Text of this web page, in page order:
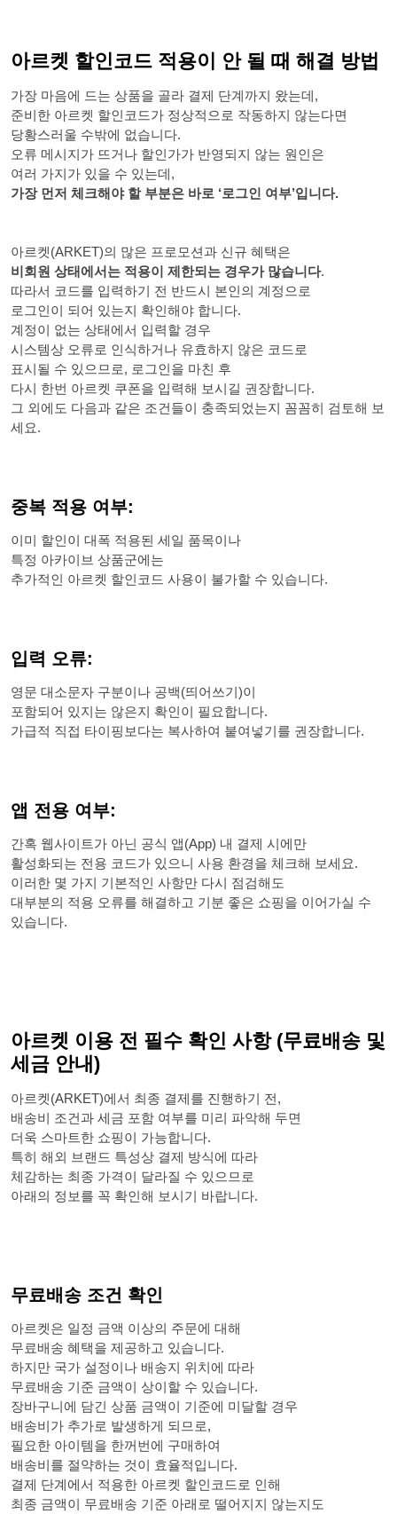
아르켓 할인코드 적용이 안 될 때 해결 방법
가장 마음에 드는 상품을 골라 결제 단계까지 왔는데,
준비한 아르켓 할인코드가 정상적으로 작동하지 않는다면
당황스러울 수밖에 없습니다.
오류 메시지가 뜨거나 할인가가 반영되지 않는 원인은
여러 가지가 있을 수 있는데,
가장 먼저 체크해야 할 부분은 바로 ‘로그인 여부’입니다.
아르켓(ARKET)의 많은 프로모션과 신규 혜택은
비회원 상태에서는 적용이 제한되는 경우가 많습니다.
따라서 코드를 입력하기 전 반드시 본인의 계정으로
로그인이 되어 있는지 확인해야 합니다.
계정이 없는 상태에서 입력할 경우
시스템상 오류로 인식하거나 유효하지 않은 코드로
표시될 수 있으므로, 로그인을 마친 후
다시 한번 아르켓 쿠폰을 입력해 보시길 권장합니다.
그 외에도 다음과 같은 조건들이 충족되었는지 꼼꼼히 검토해 보
세요.
중복 적용 여부:
이미 할인이 대폭 적용된 세일 품목이나
특정 아카이브 상품군에는
추가적인 아르켓 할인코드 사용이 불가할 수 있습니다.
입력 오류:
영문 대소문자 구분이나 공백(띄어쓰기)이
포함되어 있지는 않은지 확인이 필요합니다.
가급적 직접 타이핑보다는 복사하여 붙여넣기를 권장합니다.
앱 전용 여부:
간혹 웹사이트가 아닌 공식 앱(App) 내 결제 시에만
활성화되는 전용 코드가 있으니 사용 환경을 체크해 보세요.
이러한 몇 가지 기본적인 사항만 다시 점검해도
대부분의 적용 오류를 해결하고 기분 좋은 쇼핑을 이어가실 수
있습니다.
아르켓 이용 전 필수 확인 사항 (무료배송 및
세금 안내)
아르켓(ARKET)에서 최종 결제를 진행하기 전,
배송비 조건과 세금 포함 여부를 미리 파악해 두면
더욱 스마트한 쇼핑이 가능합니다.
특히 해외 브랜드 특성상 결제 방식에 따라
체감하는 최종 가격이 달라질 수 있으므로
아래의 정보를 꼭 확인해 보시기 바랍니다.
무료배송 조건 확인
아르켓은 일정 금액 이상의 주문에 대해
무료배송 혜택을 제공하고 있습니다.
하지만 국가 설정이나 배송지 위치에 따라
무료배송 기준 금액이 상이할 수 있습니다.
장바구니에 담긴 상품 금액이 기준에 미달할 경우
배송비가 추가로 발생하게 되므로,
필요한 아이템을 한꺼번에 구매하여
배송비를 절약하는 것이 효율적입니다.
결제 단계에서 적용한 아르켓 할인코드로 인해
최종 금액이 무료배송 기준 아래로 떨어지지 않는지도